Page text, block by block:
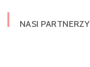
NASI PARTNERZY